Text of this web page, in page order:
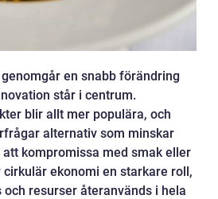
en snabb förändring
står i centrum.
blir allt mer populära, och
alternativ som minskar
kompromissa med smak eller
ekonomi en starkare roll,
resurser återanvänds i hela